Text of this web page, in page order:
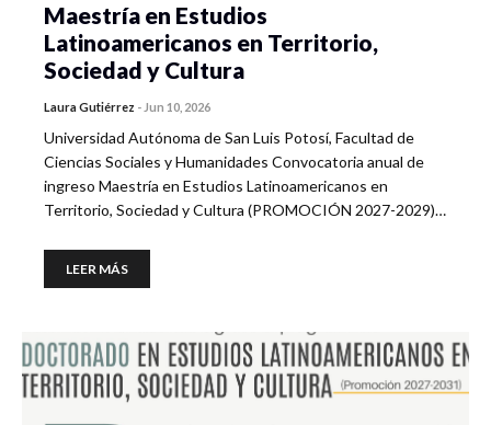
Maestría en Estudios
Latinoamericanos en Territorio,
Sociedad y Cultura
Laura Gutiérrez - Jun 10, 2026
Universidad Autónoma de San Luis Potosí, Facultad de
Ciencias Sociales y Humanidades Convocatoria anual de
ingreso Maestría en Estudios Latinoamericanos en
Territorio, Sociedad y Cultura (PROMOCIÓN 2027-2029)…
LEER MÁS